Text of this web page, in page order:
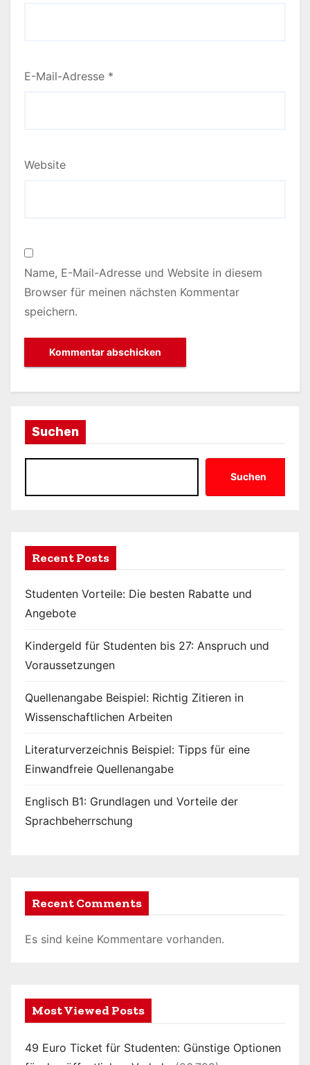
E-Mail-Adresse *
Website
Name, E-Mail-Adresse und Website in diesem
Browser für meinen nächsten Kommentar
speichern.
Suchen
Suchen
Recent Posts
Studenten Vorteile: Die besten Rabatte und
Angebote
Kindergeld für Studenten bis 27: Anspruch und
Voraussetzungen
Quellenangabe Beispiel: Richtig Zitieren in
Wissenschaftlichen Arbeiten
Literaturverzeichnis Beispiel: Tipps für eine
Einwandfreie Quellenangabe
Englisch B1: Grundlagen und Vorteile der
Sprachbeherrschung
Recent Comments
Es sind keine Kommentare vorhanden.
Most Viewed Posts
49 Euro Ticket für Studenten: Günstige Optionen